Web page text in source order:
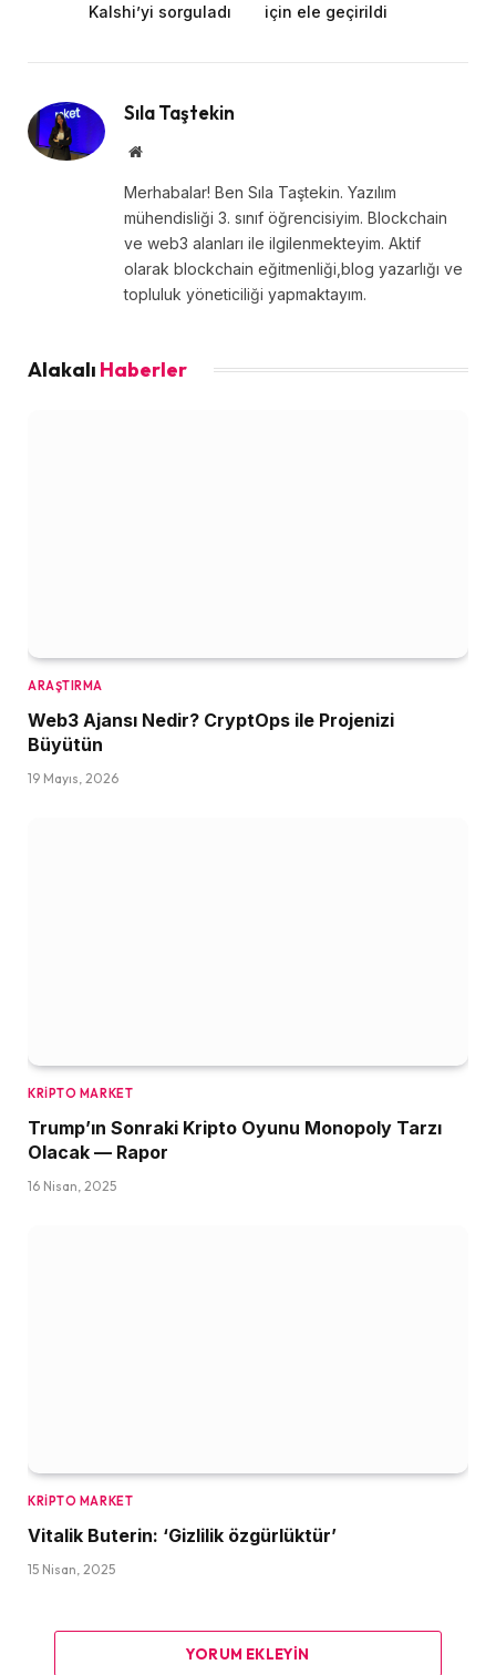
Kalshi’yi sorguladı için ele geçirildi
Sıla Taştekin
Website
Merhabalar! Ben Sıla Taştekin. Yazılım
mühendisliği 3. sınıf öğrencisiyim. Blockchain
ve web3 alanları ile ilgilenmekteyim. Aktif
olarak blockchain eğitmenliği,blog yazarlığı ve
topluluk yöneticiliği yapmaktayım.
Alakalı Haberler
ARAŞTIRMA
Web3 Ajansı Nedir? CryptOps ile Projenizi
Büyütün
19 Mayıs, 2026
KRIPTO MARKET
Trump’ın Sonraki Kripto Oyunu Monopoly Tarzı
Olacak — Rapor
16 Nisan, 2025
KRIPTO MARKET
Vitalik Buterin: ‘Gizlilik özgürlüktür’
15 Nisan, 2025
YORUM EKLEYIN